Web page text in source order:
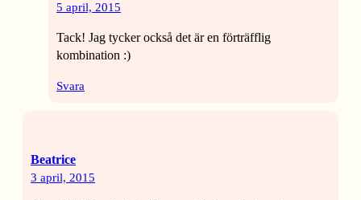
5 april, 2015
Tack! Jag tycker också det är en förträfflig
kombination :)
Svara
Beatrice
3 april, 2015